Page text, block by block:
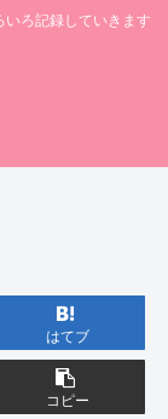
ろ記録していきます
はてブ
コピー